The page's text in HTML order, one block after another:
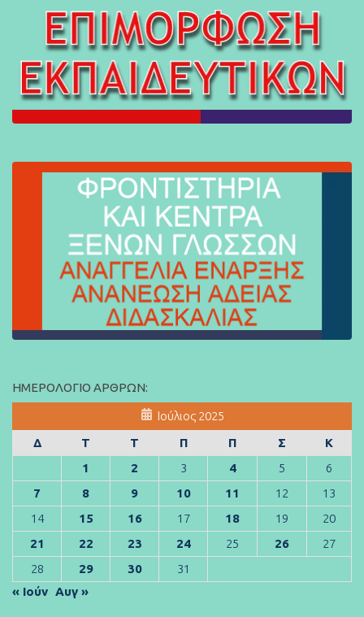
ΗΜΕΡΟΛΌΓΙΟ ΆΡΘΡΩΝ:
Ιούλιος 2025
Δ
Τ Τ Π Π Σ
Κ
1
2 3 4 5
6
7
8 9 10 11 12
13
14
15 16 17 18 19
20
21
22 23 24 25 26
27
28
29 30
31
« Ιούν Αυγ »